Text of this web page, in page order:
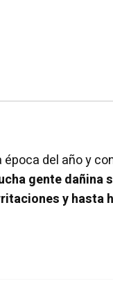
del año y
gente dañina
y hasta